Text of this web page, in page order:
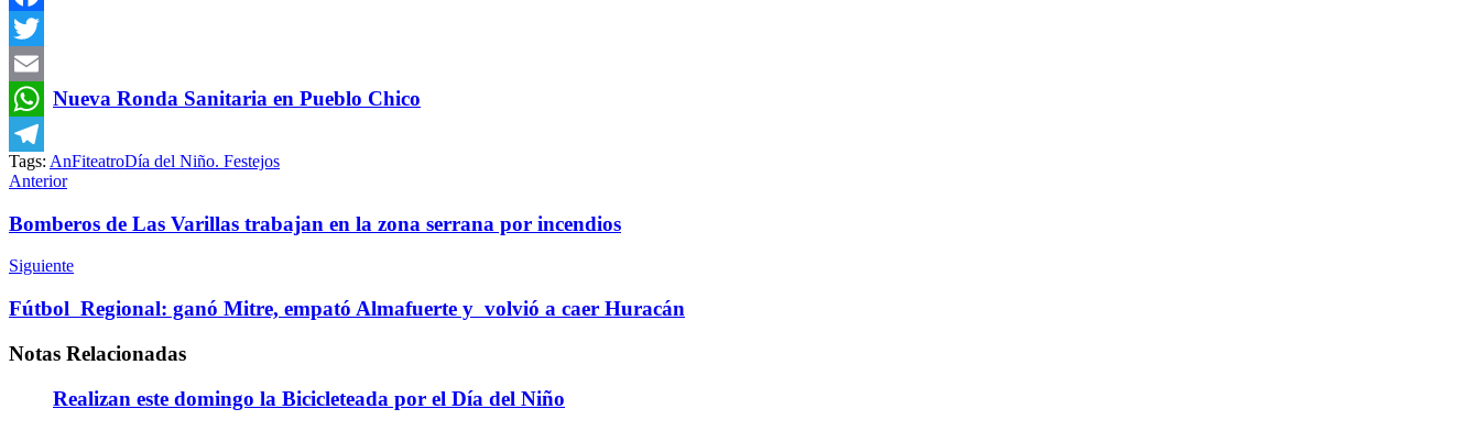
Nueva Ronda Sanitaria en Pueblo Chico
Realizan este domingo la Bicicleteada por el Día del Niño
Facebook
Twitter
Email
WhatsApp
Telegram
Tags: AnFiteatroDía del Niño. Festejos
Anterior
Bomberos de Las Varillas trabajan en la zona serrana por incendios
Siguiente
Fútbol Regional: ganó Mitre, empató Almafuerte y volvió a caer Huracán
Notas Relacionadas